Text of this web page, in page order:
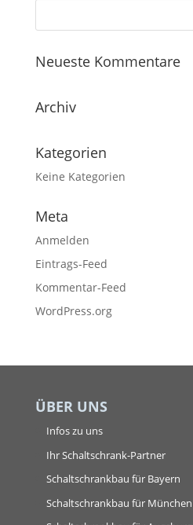
Neueste Kommentare
Archiv
Kategorien
Keine Kategorien
Meta
Anmelden
Eintrags-Feed
Kommentar-Feed
WordPress.org
ÜBER UNS
Infos zu uns
Ihr Schaltschrank-Partner
Schaltschrankbau für Bayern
Schaltschrankbau für München